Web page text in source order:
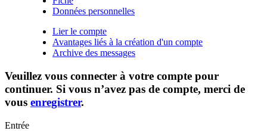
Données personnelles
Lier le compte
Avantages liés à la création d'un compte
Archive des messages
Veuillez vous connecter à votre compte pour
continuer. Si vous n’avez pas de compte, merci de
vous enregistrer.
Entrée